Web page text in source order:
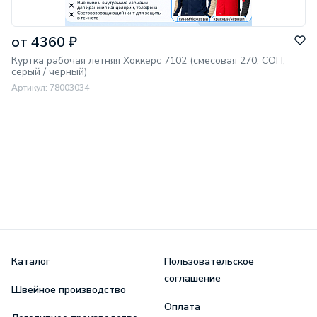
от 4360 ₽
Куртка рабочая летняя Хоккерс 7102 (смесовая 270, СОП,
серый / черный)
Артикул: 78003034
Каталог
Швейное производство
Пользовательское
соглашение
Оплата